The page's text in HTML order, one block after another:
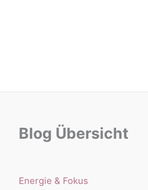
Blog Übersicht
Energie & Fokus